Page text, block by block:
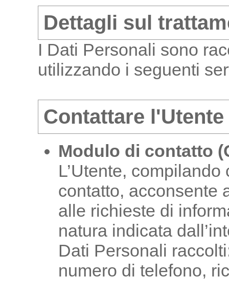
Dettagli sul
I Dati Personali sono
utilizzando i seguenti
Contattare l'Utente
Modulo di contatto
L’Utente,
contatto, acconsente
alle richieste di
natura indicata
Dati Personali
numero di telefono,